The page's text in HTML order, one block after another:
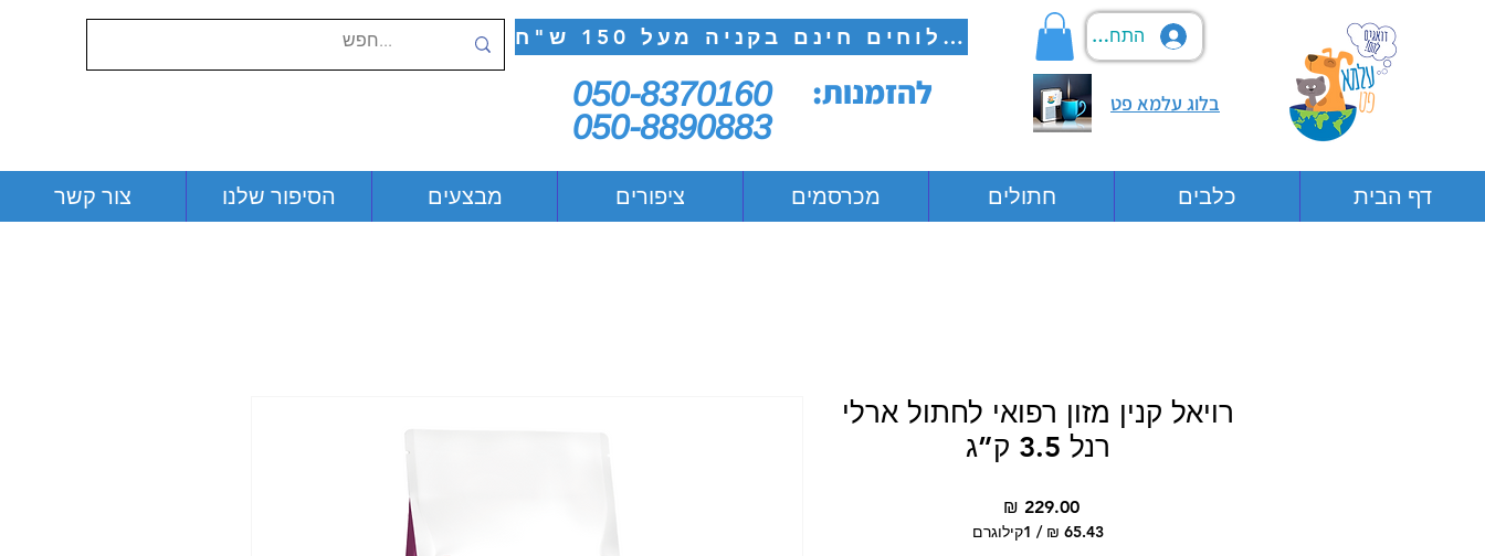
משלוחים חינם בקניה מעל 150 ש"ח
050-8370160
050-8890883
להזמנות:
התחבר
בלוג עלמא פט
צור קשר הסיפור שלנו מבצעים ציפורים מכרסמים חתולים כלבים דף הבית
רויאל קנין מזון רפואי לחתול ארלי
רנל 3.5 ק”ג
‏229.00 ‏₪
/ 1קילוגרם